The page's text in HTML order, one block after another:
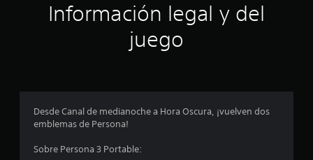
n
e
s
Información legal y del
juego
Desde Canal de medianoche a Hora Oscura, ¡vuelven dos
emblemas de Persona!
Sobre Persona 3 Portable: